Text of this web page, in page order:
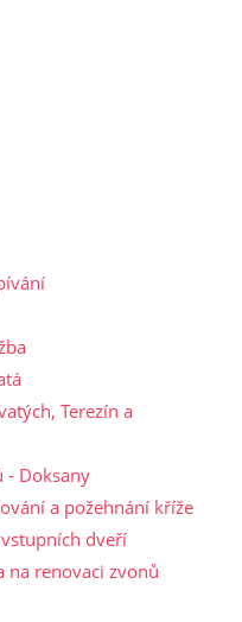
Terezín a
- Doksany
a požehnání kříže
dveří
na renovaci zvonů